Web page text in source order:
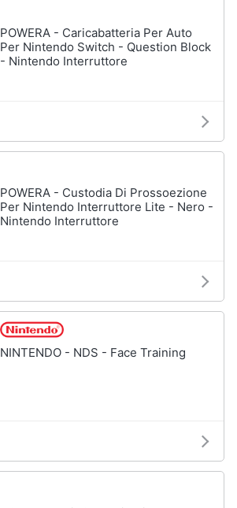
POWERA - Caricabatteria Per Auto
Per Nintendo Switch - Question Block
- Nintendo Interruttore
POWERA - Custodia Di Prossoezione
Per Nintendo Interruttore Lite - Nero -
Nintendo Interruttore
NINTENDO - NDS - Face Training